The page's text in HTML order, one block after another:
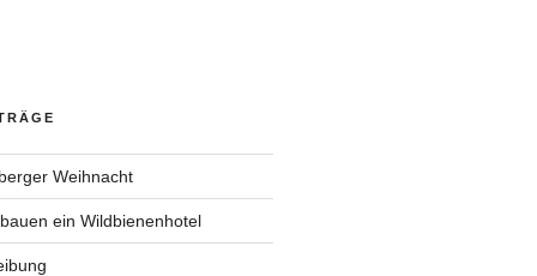
Weihnacht
ein Wildbienenhotel